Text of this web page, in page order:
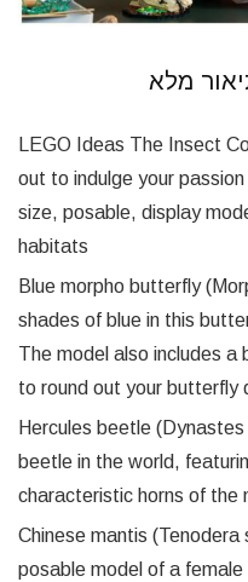
LEGO Ideas The Insect
out to indulge your
size, posable, display
habitats
Blue morpho butterfly
shades of blue in this
The model also includes a
to round out your butterfly
Hercules beetle
beetle in the world,
characteristic horns of the
Chinese mantis
posable model of a